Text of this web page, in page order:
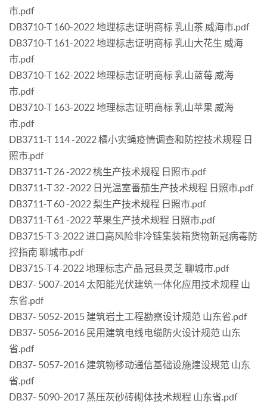
市.pdf
DB3710-T 160-2022 地理标志证明商标 乳山茶 威海市.pdf
DB3710-T 161-2022 地理标志证明商标 乳山大花生 威海
市.pdf
DB3710-T 162-2022 地理标志证明商标 乳山蓝莓 威海
市.pdf
DB3710-T 163-2022 地理标志证明商标 乳山苹果 威海
市.pdf
DB3711-T 114 -2022 橘小实蝇疫情调查和防控技术规程 日
照市.pdf
DB3711-T 26 -2022 桃生产技术规程 日照市.pdf
DB3711-T 32 -2022 日光温室番茄生产技术规程 日照市.pdf
DB3711-T 60 -2022 梨生产技术规程 日照市.pdf
DB3711-T 61 -2022 苹果生产技术规程 日照市.pdf
DB3715-T 3-2022 进口高风险非冷链集装箱货物新冠病毒防
控指南 聊城市.pdf
DB3715-T 4-2022 地理标志产品 冠县灵芝 聊城市.pdf
DB37- 5007-2014 太阳能光伏建筑一体化应用技术规程 山
东省.pdf
DB37- 5052-2015 建筑岩土工程勘察设计规范 山东省.pdf
DB37- 5056-2016 民用建筑电线电缆防火设计规范 山东
省.pdf
DB37- 5057-2016 建筑物移动通信基础设施建设规范 山东
省.pdf
DB37- 5090-2017 蒸压灰砂砖砌体技术规程 山东省.pdf